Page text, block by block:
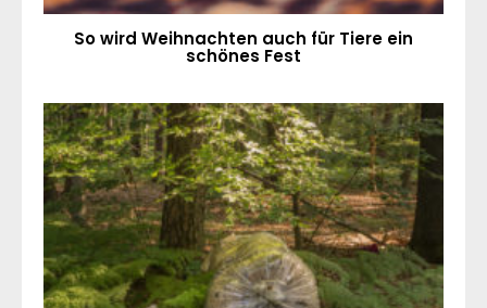
So wird Weihnachten auch für Tiere ein
schönes Fest